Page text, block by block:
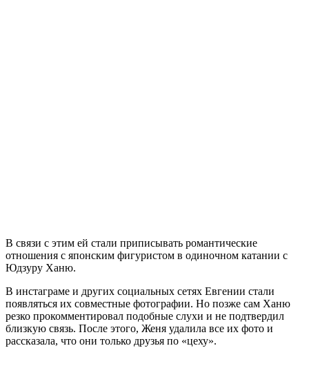
В связи с этим ей стали приписывать романтические
отношения с японским фигуристом в одиночном катании с
Юдзуру Ханю.
В инстаграме и других социальных сетях Евгении стали
появляться их совместные фотографии. Но позже сам Ханю
резко прокомментировал подобные слухи и не подтвердил
близкую связь. После этого, Женя удалила все их фото и
рассказала, что они только друзья по «цеху».